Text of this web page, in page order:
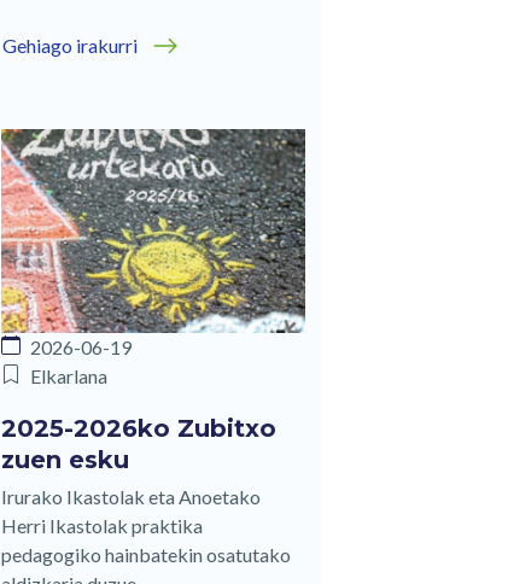
Gehiago irakurri
2026-06-19
Elkarlana
2025-2026ko Zubitxo
zuen esku
Irurako Ikastolak eta Anoetako
Herri Ikastolak praktika
pedagogiko hainbatekin osatutako